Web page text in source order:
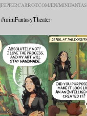
PEPPERCARROT.COM/EN/MINIFANTAS
#miniFantasyTheater